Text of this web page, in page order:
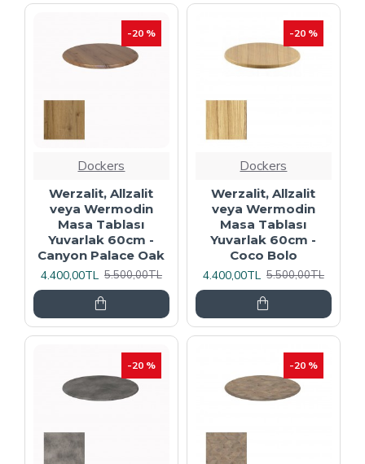
-20 %
Dockers
Werzalit, Allzalit
veya Wermodin
Masa Tablası
Yuvarlak 60cm -
Canyon Palace Oak
4.400,00TL 5.500,00TL
-20 %
Dockers
Werzalit, Allzalit
veya Wermodin
Masa Tablası
Yuvarlak 60cm -
Coco Bolo
4.400,00TL 5.500,00TL
-20 % -20 %